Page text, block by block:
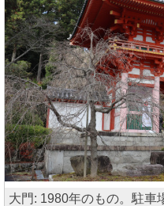
大門: 1980年のもの。駐車